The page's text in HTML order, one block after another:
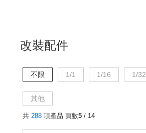
改裝配件
不限 1/1 1/16 1/32
其他
共 288 項產品 頁數5 / 14